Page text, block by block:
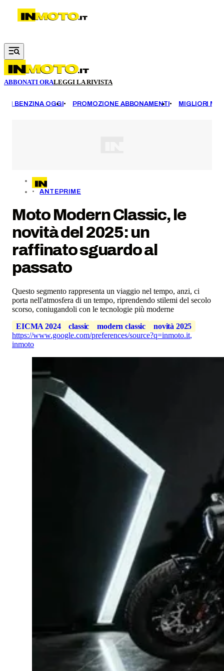
Vai al contenuto principale
ABBONATI ORALEGGI LA RIVISTA
BENZINA OGGI PROMOZIONE ABBONAMENTI MIGLIORI
ANTEPRIME
Moto Modern Classic, le
novità del 2025: un
raffinato sguardo al
passato
Questo segmento rappresenta un viaggio nel tempo, anzi, ci
porta nell'atmosfera di un tempo, riprendendo stilemi del secolo
scorso, coniugandoli con le tecnologie più moderne
EICMA 2024
classic modern classic
novità 2025
https://www.google.com/preferences/source?q=inmoto.it,
inmoto